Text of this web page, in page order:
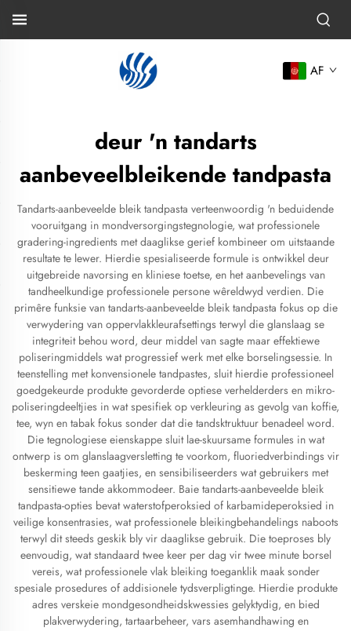
AF
deur 'n tandarts
aanbeveelbleikende tandpasta
Tandarts-aanbeveelde bleik tandpasta verteenwoordig 'n beduidende
vooruitgang in mondversorgingstegnologie, wat professionele
gradering-ingredients met daaglikse gerief kombineer om uitstaande
resultate te lewer. Hierdie spesialiseerde formule is ontwikkel deur
uitgebreide navorsing en kliniese toetse, en het aanbevelings van
tandheelkundige professionele persone wêreldwyd verdien. Die
primêre funksie van tandarts-aanbeveelde bleik tandpasta fokus op die
verwydering van oppervlakkleurafsettings terwyl die glanslaag se
integriteit behou word, deur middel van sagte maar effektiewe
poliseringmiddels wat progressief werk met elke borselingsessie. In
teenstelling met konvensionele tandpastes, sluit hierdie professioneel
goedgekeurde produkte gevorderde optiese verhelderders en mikro-
poliseringdeeltjies in wat spesifiek op verkleuring as gevolg van koffie,
tee, wyn en tabak fokus sonder dat die tandsktruktuur benadeel word.
Die tegnologiese eienskappe sluit lae-skuursame formules in wat
ontwerp is om glanslaagversletting te voorkom, fluoriedverbindings vir
beskerming teen gaatjies, en sensibiliseerders wat gebruikers met
sensitiewe tande akkommodeer. Baie tandarts-aanbeveelde bleik
tandpasta-opties bevat waterstofperoksied of karbamideperoksied in
veilige konsentrasies, wat professionele bleikingbehandelings naboots
terwyl dit steeds geskik bly vir daaglikse gebruik. Die toeproses bly
eenvoudig, wat standaard twee keer per dag vir twee minute borsel
vereis, wat professionele vlak bleiking toeganklik maak sonder
spesiale prosedures of addisionele tydsverpligtinge. Hierdie produkte
adres verskeie mondgesondheidskwessies gelyktydig, en bied
plakverwydering, tartaarbeheer, vars asemhandhawing en